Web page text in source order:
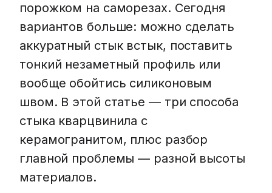
порожком на саморезах. Сегодня
вариантов больше: можно сделать
аккуратный стык встык, поставить
тонкий незаметный профиль или
вообще обойтись силиконовым
швом. В этой статье — три способа
стыка кварцвинила с
керамогранитом, плюс разбор
главной проблемы — разной высоты
материалов.